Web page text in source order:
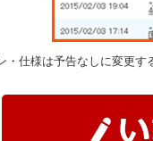
・仕様は予告なしに変更す